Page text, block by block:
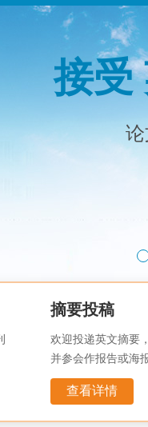
接受
摘要投稿
欢迎投递英文摘要
并参会作报告或海
查看详情